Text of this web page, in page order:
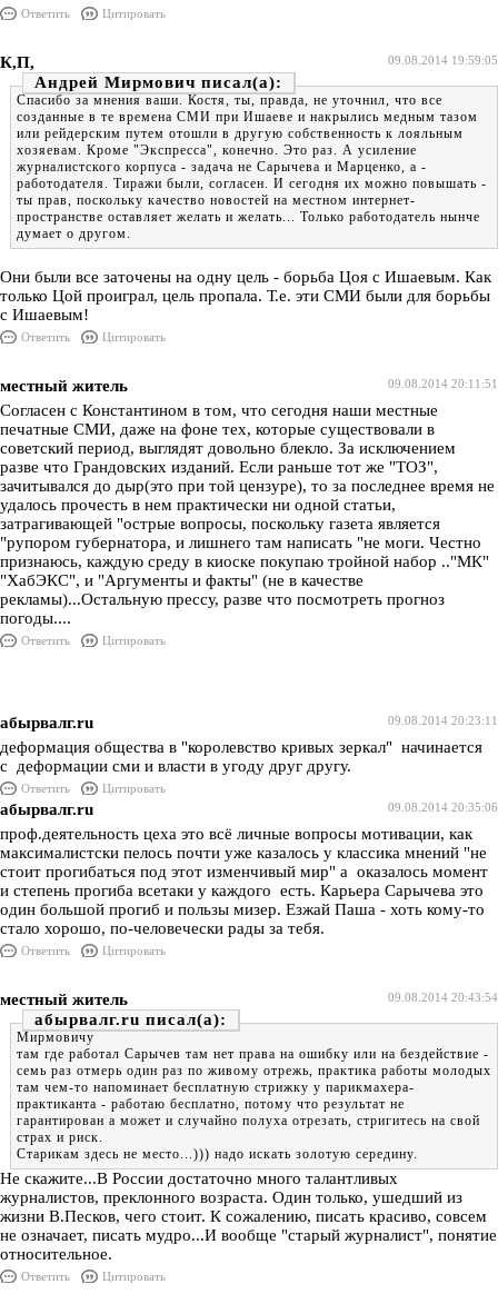
Ответить Цитировать
09.08.2014 19:59:05
К,П,
Андрей Мирмович
Спасибо за мнения ваши. Костя, ты, правда, не уточнил, что все
созданные в те времена СМИ при Ишаеве и накрылись медным тазом
или рейдерским путем отошли в другую собственность к лояльным
хозяевам. Кроме "Экспресса", конечно. Это раз. А усиление
журналистского корпуса - задача не Сарычева и Марценко, а -
работодателя. Тиражи были, согласен. И сегодня их можно повышать -
ты прав, поскольку качество новостей на местном интернет-
пространстве оставляет желать и желать... Только работодатель нынче
думает о другом.
Они были все заточены на одну цель - борьба Цоя с Ишаевым. Как
только Цой проиграл, цель пропала. Т.е. эти СМИ были для борьбы
с Ишаевым!
Ответить Цитировать
09.08.2014 20:11:51
местный житель
Согласен с Константином в том, что сегодня наши местные
печатные СМИ, даже на фоне тех, которые существовали в
советский период, выглядят довольно блекло. За исключением
разве что Грандовских изданий. Если раньше тот же "ТОЗ",
зачитывался до дыр(это при той цензуре), то за последнее время не
удалось прочесть в нем практически ни одной статьи,
затрагивающей "острые вопросы, поскольку газета является
"рупором губернатора, и лишнего там написать "не моги. Честно
признаюсь, каждую среду в киоске покупаю тройной набор .."МК"
"ХабЭКС", и "Аргументы и факты" (не в качестве
рекламы)...Остальную прессу, разве что посмотреть прогноз
погоды....
Ответить Цитировать
09.08.2014 20:23:11
абырвалг.ru
деформация общества в "королевство кривых зеркал" начинается
с деформации сми и власти в угоду друг другу.
Ответить
Цитировать
09.08.2014 20:35:06
абырвалг.ru
проф.деятельность цеха это всё личные вопросы мотивации, как
максималистски пелось почти уже казалось у классика мнений "не
стоит прогибаться под этот изменчивый мир" а оказалось момент
и степень прогиба всетаки у каждого есть. Карьера Сарычева это
один большой прогиб и пользы мизер. Езжай Паша - хоть кому-то
стало хорошо, по-человечески рады за тебя.
Ответить Цитировать
09.08.2014 20:43:54
местный житель
абырвалг.ru
Мирмовичу
там где работал Сарычев там нет права на ошибку или на бездействие -
семь раз отмерь один раз по живому отрежь, практика работы молодых
там чем-то напоминает бесплатную стрижку у парикмахера-
практиканта - работаю бесплатно, потому что результат не
гарантирован а может и случайно полуха отрезать, стригитесь на свой
страх и риск.
Старикам здесь не место...))) надо искать золотую середину.
Не скажите...В России достаточно много талантливых
журналистов, преклонного возраста. Один только, ушедший из
жизни В.Песков, чего стоит. К сожалению, писать красиво, совсем
не означает, писать мудро...И вообще "старый журналист", понятие
относительное.
Ответить Цитировать